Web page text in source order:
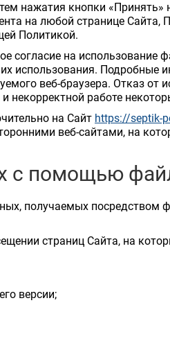
нажатия кнопки «Принять»
на любой странице Сайта,
Политикой.
согласие на использование
использования.
веб-браузера. Отказ от
некорректной работе
на Сайт https://septik-
веб-сайтами, на
с помощью
получаемых посредством
страниц Сайта, на
версии;